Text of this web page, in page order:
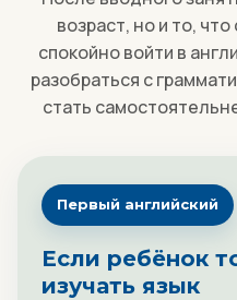
возраст, но и то,
спокойно войти в
разобраться с
стать
Первый английский
Если ребёнок
изучать язык